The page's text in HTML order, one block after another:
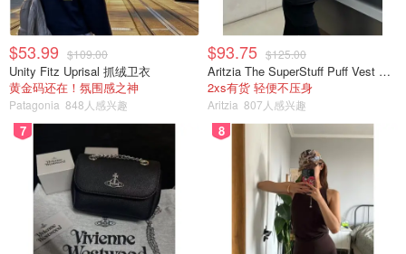
$53.99 $109.00
Unity Fitz Uprisal 抓绒卫衣
黄金码还在！氛围感之神
Patagonia 848人感兴趣
$93.75 $125.00
Aritzia The SuperStuff Puff Vest 轻盈亮面马甲
2xs有货 轻便不压身
Aritzia 807人感兴趣
7 8